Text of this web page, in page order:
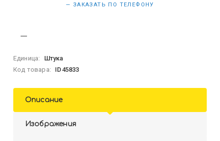
— ЗАКАЗАТЬ ПО ТЕЛЕФОНУ
Единица:
Штука
Код товара:
ID45833
Описание
Изображения